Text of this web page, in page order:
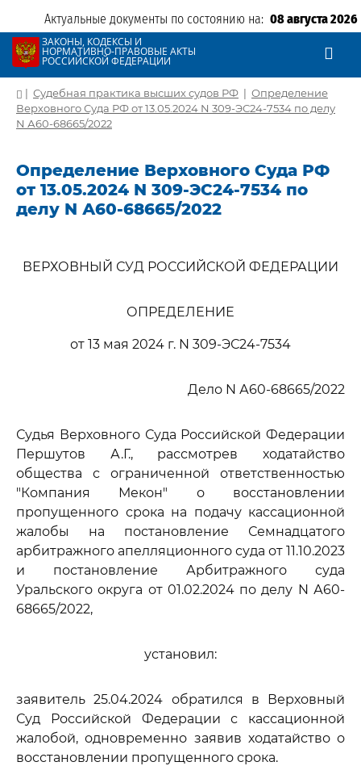
Актуальные документы по состоянию на: 08 августа 2026
ЗАКОНЫ, КОДЕКСЫ И
НОРМАТИВНО-ПРАВОВЫЕ АКТЫ
РОССИЙСКОЙ ФЕДЕРАЦИИ
| Судебная практика высших судов РФ | Определение
Верховного Суда РФ от 13.05.2024 N 309-ЭС24-7534 по делу
N А60-68665/2022
Определение Верховного Суда РФ
от 13.05.2024 N 309-ЭС24-7534 по
делу N А60-68665/2022
ВЕРХОВНЫЙ СУД РОССИЙСКОЙ ФЕДЕРАЦИИ
ОПРЕДЕЛЕНИЕ
от 13 мая 2024 г. N 309-ЭС24-7534
Дело N А60-68665/2022
Судья Верховного Суда Российской Федерации
Першутов А.Г., рассмотрев ходатайство
общества с ограниченной ответственностью
"Компания Мекон" о восстановлении
пропущенного срока на подачу кассационной
жалобы на постановление Семнадцатого
арбитражного апелляционного суда от 11.10.2023
и постановление Арбитражного суда
Уральского округа от 01.02.2024 по делу N А60-
68665/2022,
установил:
заявитель 25.04.2024 обратился в Верховный
Суд Российской Федерации с кассационной
жалобой, одновременно заявив ходатайство о
восстановлении пропущенного срока.